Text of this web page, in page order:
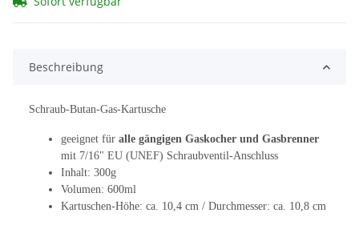
Beschreibung
Schraub-Butan-Gas-Kartusche
geeignet für alle gängigen Gaskocher und Gasbrenner
mit 7/16" EU (UNEF) Schraubventil-Anschluss
Inhalt: 300g
Volumen: 600ml
Kartuschen-Höhe: ca. 10,4 cm / Durchmesser: ca. 10,8 cm